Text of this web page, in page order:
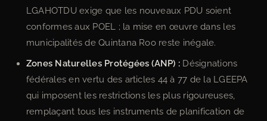
LGAHOTDU exige que les nouveaux PDU soient
conformes aux POEL ; la mise en œuvre dans les
municipalités de Quintana Roo reste inégale.
Zones Naturelles Protégées (ANP) : Désignations
fédérales en vertu des articles 44 à 77 de la LGEEPA
qui imposent les restrictions les plus rigoureuses,
remplaçant tous les instruments de planification de